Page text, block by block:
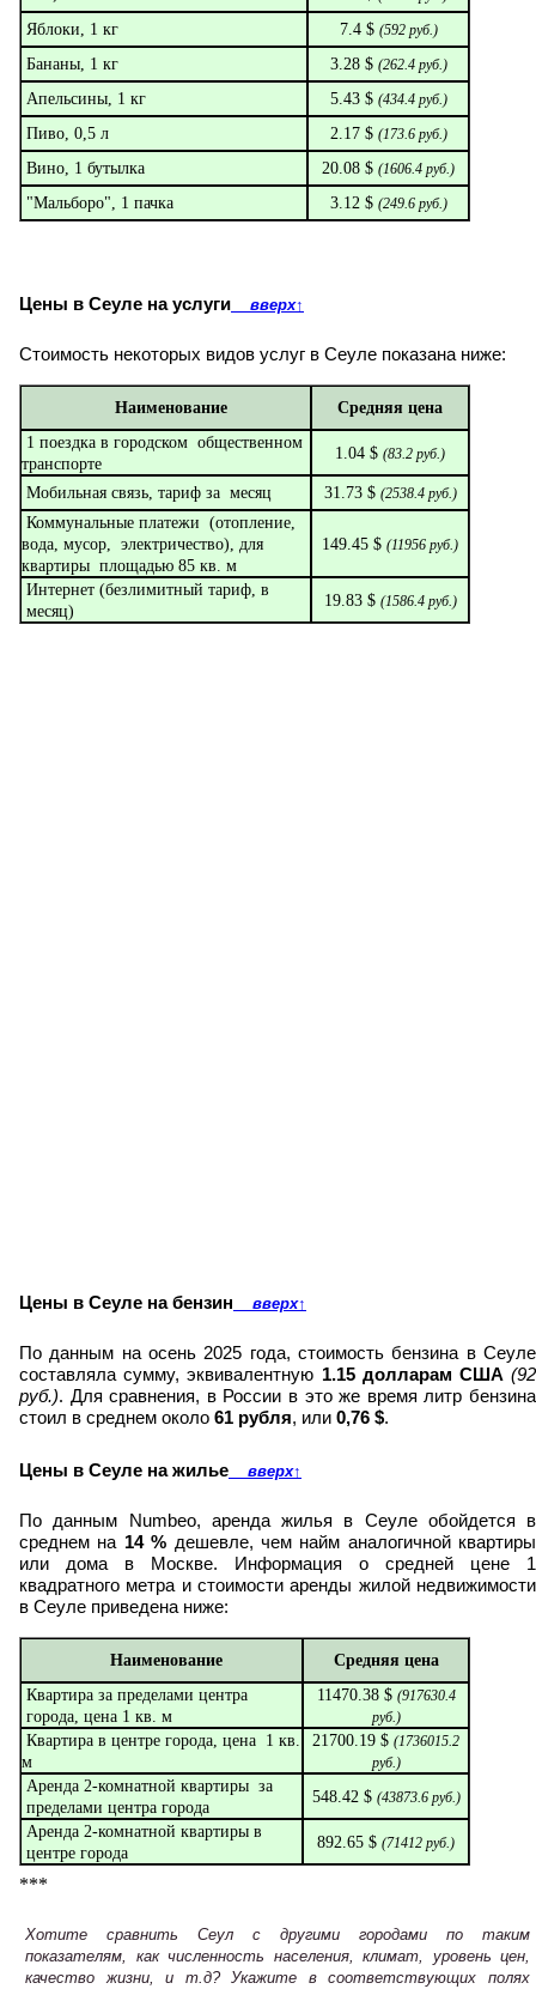
Яблоки, 1 кг 7.4 $ (592руб.)
Бананы, 1 кг 3.28 $ (262.4руб.)
Апельсины, 1 кг 5.43 $ (434.4руб.)
Пиво, 0,5 л 2.17 $ (173.6руб.)
Вино, 1 бутылка 20.08 $ (1606.4 руб.)
"Мальборо", 1 пачка 3.12 $ (249.6руб.)
Цены в Сеуле на услуги вверх↑
Стоимость некоторых видов услуг в Сеуле показана ниже:
Наименование
Средняя цена
1 поездка в городском общественном
транспорте
1.04 $ (83.2 руб.)
Мобильная связь, тариф за месяц 31.73 $ (2538.4руб.)
Коммунальные платежи (отопление,
вода, мусор, электричество), для
квартиры площадью 85 кв. м
149.45 $ (11956 руб.)
Интернет (безлимитный тариф, в
месяц)
19.83 $ (1586.4руб.)
Цены в Сеуле на бензин вверх↑
По данным на осень 2025 года, стоимость бензина в Сеуле
составляла сумму, эквивалентную 1.15 долларам США (92
руб.). Для сравнения, в России в это же время литр бензина
стоил в среднем около 61 рубля, или 0,76 $.
Цены в Сеуле на жилье вверх↑
По данным Numbeo, аренда жилья в Сеуле обойдется в
среднем на 14% дешевле, чем найм аналогичной квартиры
или дома в Москве.
Информация о средней цене 1
квадратного метра и стоимости аренды жилой недвижимости
в Сеуле приведена ниже:
Наименование
Средняя цена
Квартира за пределами центра
города, цена 1 кв. м
11470.38 $ (917630.4
руб.)
Квартира в центре города, цена 1 кв.
м
21700.19 $ (1736015.2
руб.)
Аренда 2-комнатной квартиры за
пределами центра города
548.42 $ (43873.6руб.)
Аренда 2-комнатной квартиры в
центре города
892.65 $ (71412 руб.)
***
Хотите сравнить Сеул с другими городами по таким
показателям, как численность населения, климат, уровень цен,
качество жизни, и т.д? Укажите в соответствующих полях